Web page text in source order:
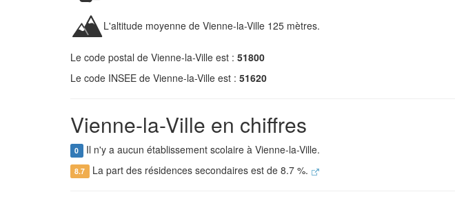
L'altitude moyenne de Vienne-la-Ville 125 mètres.
Le code postal de Vienne-la-Ville est : 51800
Le code INSEE de Vienne-la-Ville est : 51620
Vienne-la-Ville en chiffres
0 Il n'y a aucun établissement scolaire à Vienne-la-Ville.
8.7 La part des résidences secondaires est de 8.7 %.